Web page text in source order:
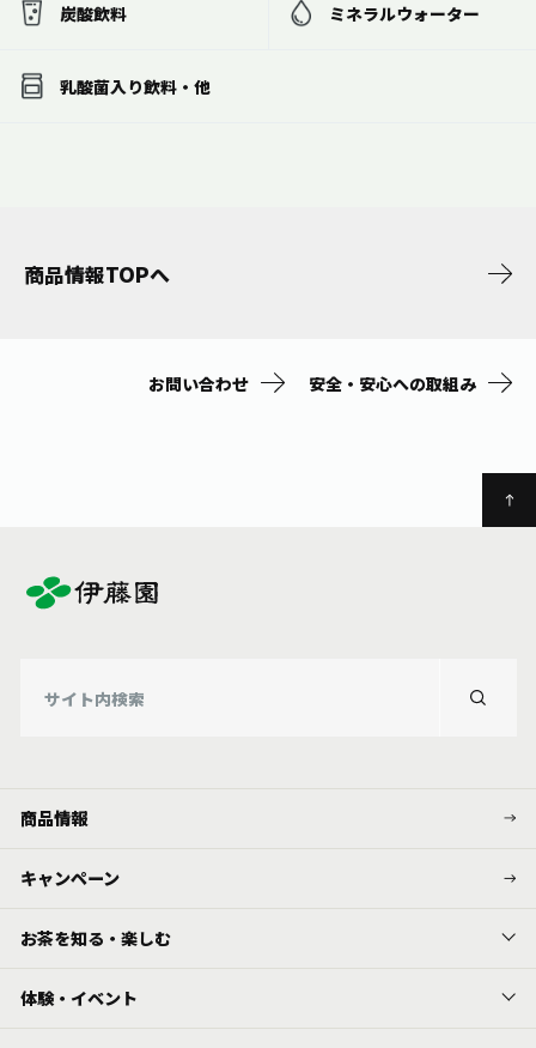
炭酸飲料 ミネラルウォーター
乳酸菌入り飲料・他
商品情報TOPへ
お問い合わせ 安全・安心への取組み
商品情報
キャンペーン
お茶を知る・楽しむ
体験・イベント